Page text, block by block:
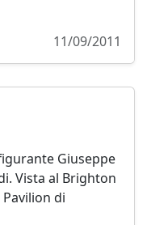
11/09/2011
Giuseppe
Vista al Brighton
di